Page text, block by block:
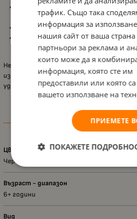
Овална форма
, позволяваща удобно
достъп до съдържанието;
Компактни размери, подходящи за
Размери22 x 9 x 5 см, за практична и
Несесерът Head „Шампион“ съчетава
изчистен дизайн, като помага на
удобство през целия учебен ден.
Цвят
Черен
Възраст - диапазон
6+ години
Вид
трафик. Също така
информация за
нашия сайт от ваша
партньори за реклама и
които може да я
информация, която сте им
предоставили или която
вашето използване на
ПРИЕМЕТЕ
ПОКАЖЕТЕ